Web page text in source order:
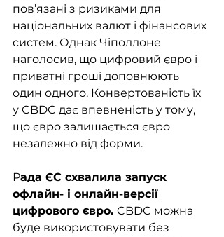
пов’язані з ризиками для
національних валют і фінансових
систем. Однак Чіполлоне
наголосив, що цифровий євро і
приватні гроші доповнюють
один одного. Конвертованість їх
у CBDC дає впевненість у тому,
що євро залишається євро
незалежно від форми.
Рада ЄС схвалила запуск
офлайн- і онлайн-версії
цифрового євро. CBDC можна
буде використовувати без